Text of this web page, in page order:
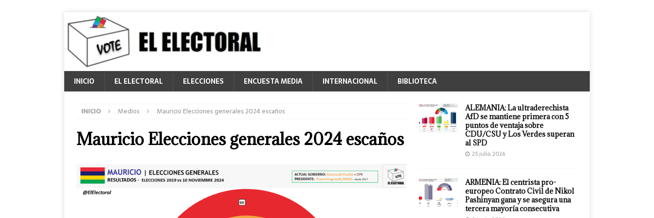
INICIO EL ELECTORAL ELECCIONES ENCUESTA MEDIA INTERNACIONAL BIBLIOTECA
INICIO Medios Mauricio Elecciones generales 2024 escaños
Mauricio Elecciones generales 2024 escaños
ALEMANIA: La ultraderechista
AfD se mantiene primera con 5
puntos de ventaja sobre
CDU/CSU y Los Verdes superan
al SPD
25 julio, 2026
ARMENIA: El centrista pro-
europeo Contrato Civil de Nikol
Pashinyan gana y se asegura una
tercera mayoría consecutiva